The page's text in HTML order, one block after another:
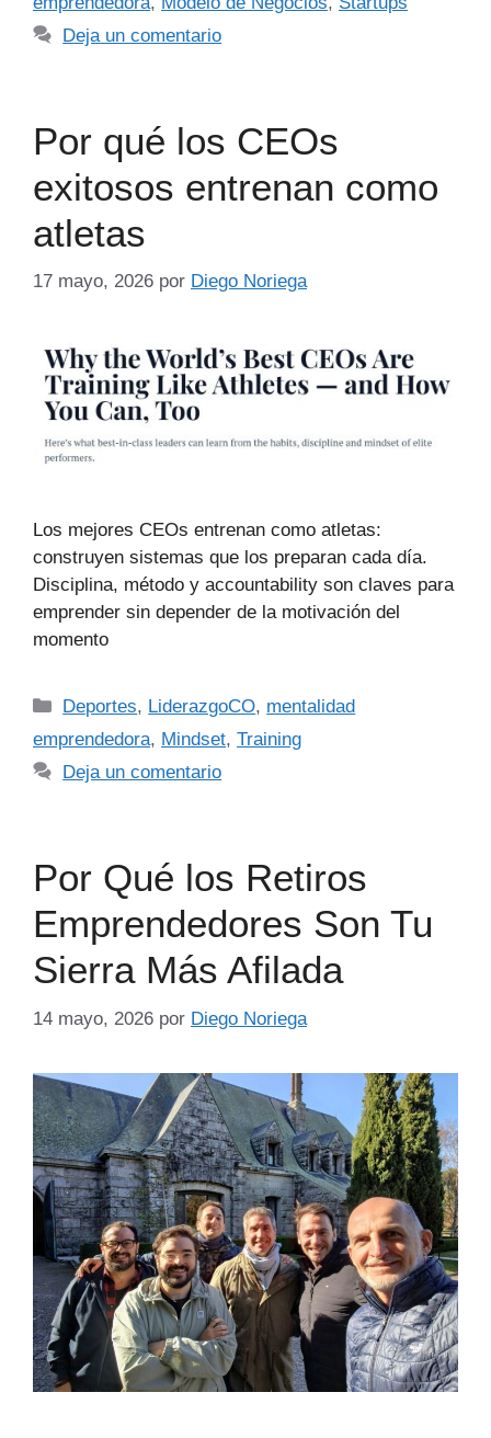
Deja un comentario
Por qué los CEOs
exitosos entrenan como
atletas
17 mayo, 2026 por Diego Noriega
Los mejores CEOs entrenan como atletas:
construyen sistemas que los preparan cada día.
Disciplina, método y accountability son claves para
emprender sin depender de la motivación del
momento
Deportes, LiderazgoCO, mentalidad
emprendedora, Mindset, Training
Deja un comentario
Por Qué los Retiros
Emprendedores Son Tu
Sierra Más Afilada
14 mayo, 2026 por Diego Noriega